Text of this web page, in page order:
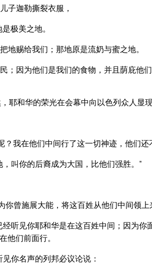
子迦勒撕裂衣服，
极美之地。
赐给我们；那地原是流奶与蜜之地。
；因为他们是我们的食物，并且荫庇他
耶和华的荣光在会幕中向以色列众人显现
我在他们中间行了这一切神迹，他们还
叫你的后裔成为大国，比他们强胜。”
曾施展大能，将这百姓从他们中间领上
听见你耶和华是在这百姓中间；因为你
他们前面行。
你名声的列邦必议论说：